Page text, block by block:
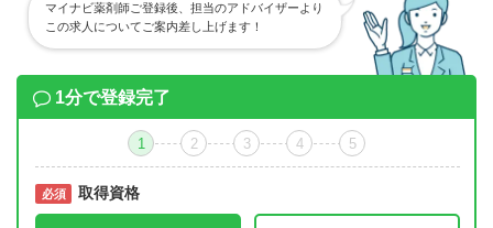
マイナビ薬剤師ご登録後、担当のアドバイザーより
この求人についてご案内差し上げます！
1分で登録完了
1 2 3 4 5
必須 取得資格